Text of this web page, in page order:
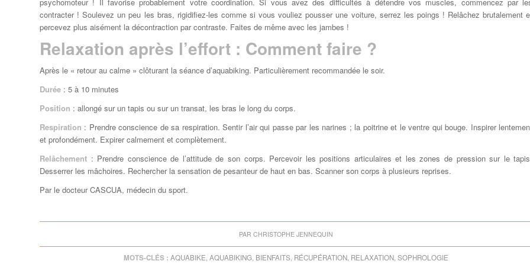
contracter ! Soulevez un peu les bras, rigidifiez-les comme si vous vouliez pousser une voiture, serrez les poings ! Relâchez brutalement
percevez plus aisément la décontraction par contraste. Faites de même avec les jambes !
Relaxation après l’effort : Comment faire ?
Après le « retour au calme » clôturant la séance d’aquabiking. Particulièrement recommandée le soir.
Durée : 5 à 10 minutes
Position : allongé sur un tapis ou sur un transat, les bras le long du corps.
Respiration : Prendre conscience de sa respiration. Sentir l’air qui passe par les narines ; la poitrine et le ventre qui bouge. Inspirer
et profondément. Expirer calmement et complètement.
Relâchement : Prendre conscience de l’attitude de son corps. Percevoir les positions articulaires et les zones de pression sur le
Desserrer les mâchoires. Rechercher la sensation de pesanteur de haut en bas. Scanner son corps à plusieurs reprises.
Par le docteur CASCUA, médecin du sport.
PARCHRISTOPHE JENNEQUIN
MOTS-CLÉS : AQUABIKE,AQUABIKING, BIENFAITS, RÉCUPÉRATION, RELAXATION,SOPHROLOGIE